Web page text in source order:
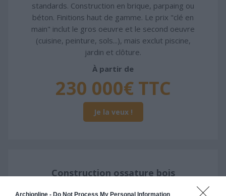
Archionline - Do Not Process My Personal Information
standards. Construction en brique, parpaing ou
béton. Finitions haut de gamme. Le prix "clé en
main" inclut le gros oeuvre et le second oeuvre
(cuisine, peinture, sols...), mais exclut piscine,
jardin et clôture.
À partir de
230 000€ TTC
Je la veux !
Construction ossature bois
Chiffrage estimatif pour : Fondations et normes